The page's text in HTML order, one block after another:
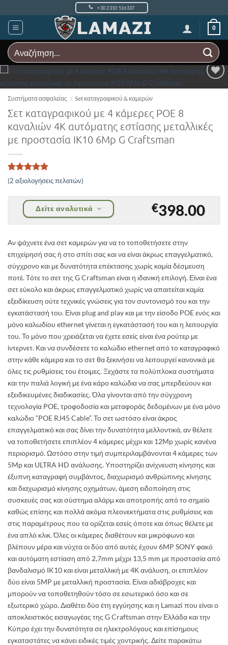
στο
περιεχόμενο
+30 2310 516337
0
Αναζήτηση
για:
Add to
Συστήματα ασφαλείας / Set καταγραφικού & καμερών
Σετ καταγραφικού με 4 κάμερες POE 8
καναλιών 4Κ αυτόματης εστίασης μεταλλικές
με προστασία ΙΚ10 6Mp G Craftsman
Βαθμολογήθηκε
με
5
από 5
2
βαθμολογίες
πελάτη
(2 αξιολογήσεις πελατών)
Δείτε αναλυτικά €398.00
Αν ψάχνετε ένα σετ καμερών για να το τοποθετήσετε στην
επιχείρησή σας ή στο σπίτι σας και να είναι άκρως επαγγελματικό,
σύγχρονο και με δυνατότητα επέκτασης χωρίς καμία δέσμευση
ποτέ. Tότε το σετ της G Craftsman είναι η ιδανική επιλογή. Είναι ένα
σετ εύκολο και άκρως επαγγελματικό χωρίς να απαιτείται καμία
εξειδίκευση ούτε τεχνικές γνώσεις για τον συντονισμό του και την
εγκατάστασή του. Είναι plug and play και με την είσοδο POE ενός και
μόνο καλωδίου ethernet γίνεται η εγκατάστασή του και η λειτουργία
του. Το μόνο που χρειάζεται να έχετε εσείς είναι ένα ρούτερ με
ίντερνετ. Και να συνδέσετε το καλώδιο ethernet από το καταγραφικό
στην κάθε κάμερα και το σετ θα ξεκινήσει να λειτουργεί κανονικά με
όλες τις ρυθμίσεις του έτοιμες. Ξεχάστε τα πολύπλοκα συστήματα
και την παλιά λογική με ένα κάρο καλώδια να σας μπερδεύουν και
εξειδικευμένες διαδικασίες. Όλα γίνονται από την σύγχρονη
τεχνολογία POE, τροφοδοσία και μεταφοράς δεδομένων με ένα μόνο
καλώδιο “POE RJ45 Cable”. Το σετ ωστόσο είναι άκρος
επαγγελματικό και σας δίνει την δυνατότητα μελλοντικά, αν θέλετε
να τοποθετήσετε επιπλέον 4 κάμερες μέχρι και 12Mp χωρίς κανένα
περιορισμό. Ωστόσο στην τιμή συμπεριλαμβάνονται 4 κάμερες των
5Mp και ULTRA HD ανάλυσης. Υποστηρίζει ανίχνευση κίνησης και
έξυπνη καταγραφή συμβάντος, διαχωρισμό ανθρώπινης κίνησης
και διαχωρισμό κίνησης οχημάτων, άμεση ειδοποίηση στις
συσκευές σας και σύστημα αλάρμ και αποτροπής από το σημείο
καθώς επίσης και πολλά ακόμα πλεονεκτήματα στις ρυθμίσεις και
στις παραμέτρους που τα ορίζεται εσείς όποτε και όπως θέλετε με
ένα απλό κλικ. Όλες οι κάμερες διαθέτουν και μικρόφωνο και
βλέπουν μέρα και νύχτα οι δύο από αυτές έχουν 6MP SONY φακό
και αυτόματη εστίαση από 2,7mm μέχρι 13,5 mm με προστασία από
βανδαλισμό IK10 και είναι μεταλλική με 4Κ ανάλυση, οι επιπλέον
δύο είναι 5MP με μεταλλική προστασία. Είναι αδιάβροχες και
μπορούν να τοποθετηθούν τόσο σε εσωτερικό όσο και σε
εξωτερικό χώρο. Διαθέτει δύο έτη εγγύησης και η Lamazi που είναι ο
αποκλειστικός εισαγωγέας της G Craftsman στην Ελλάδα και την
Κύπρο έχει την δυνατότητα σε ηλεκτρολόγους και επίσημους
εγκαταστάτες να κάνει ειδικές τιμές χοντρικής. Δείτε παρακάτω